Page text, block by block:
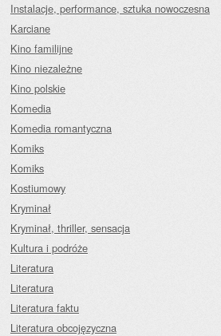
Instalacje, performance, sztuka nowoczesna
Karciane
Kino familijne
Kino niezależne
Kino polskie
Komedia
Komedia romantyczna
Komiks
Komiks
Kostiumowy
Kryminał
Kryminał, thriller, sensacja
Kultura i podróże
Literatura
Literatura
Literatura faktu
Literatura obcojęzyczna